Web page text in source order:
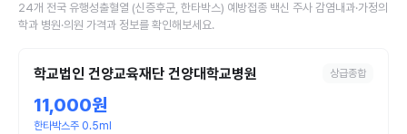
24개 전국 유행성출혈열 (신증후군, 한타박스) 예방접종 백신 주사 감염내과·가정의
학과 병원·의원 가격과 정보를 확인해보세요.
학교법인 건양교육재단 건양대학교병원 상급종합
11,000원
한타박스주 0.5ml